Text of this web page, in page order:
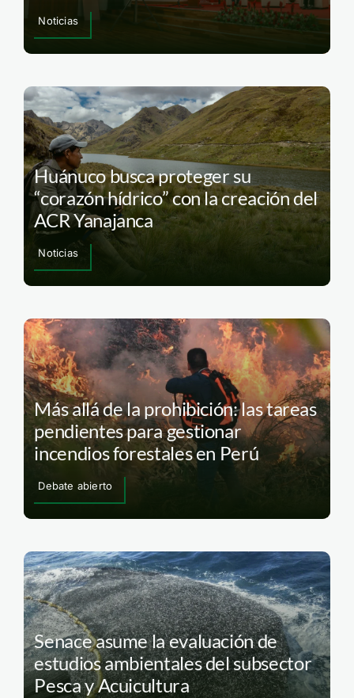
Noticias
Huánuco busca proteger su
“corazón hídrico” con la creación del
ACR Yanajanca
Noticias
Más allá de la prohibición: las tareas
pendientes para gestionar
incendios forestales en Perú
Debate abierto
Senace asume la evaluación de
estudios ambientales del subsector
Pesca y Acuicultura